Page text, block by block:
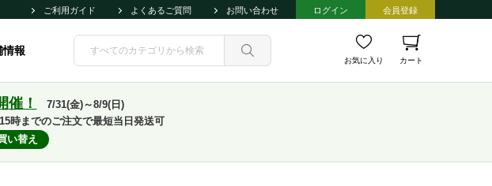
ご利用ガイド よくあるご質問 お問い合わせ ログイン 会員登録
情報
お気に入り カート
催！
7/31(金)～8/9(日)
15時までのご注文で最短当日発送可
い替え